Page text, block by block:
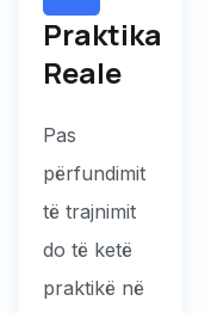
Praktika
Reale
Pas
përfundimit
të trajnimit
do të ketë
praktikë në